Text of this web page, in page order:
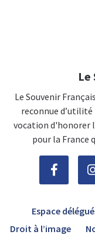
Le
Le Souvenir
reconnue d’utilité
vocation d'honorer
pour la France
Espace
Droit à l’image